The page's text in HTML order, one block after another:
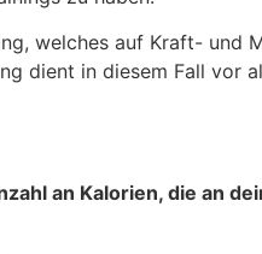
welches auf Kraft- und
dient in diesem Fall vor
an Kalorien, die an